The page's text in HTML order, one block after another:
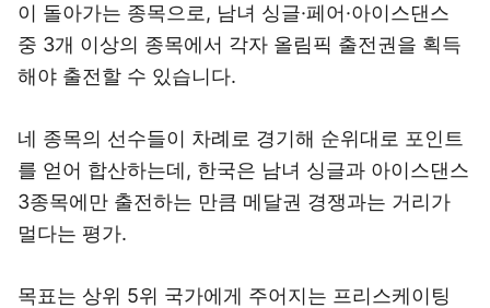
이 돌아가는 종목으로, 남녀 싱글·페어·아이스댄스
중 3개 이상의 종목에서 각자 올림픽 출전권을 획득
해야 출전할 수 있습니다.
네 종목의 선수들이 차례로 경기해 순위대로 포인트
를 얻어 합산하는데, 한국은 남녀 싱글과 아이스댄스
3종목에만 출전하는 만큼 메달권 경쟁과는 거리가
멀다는 평가.
목표는 상위 5위 국가에게 주어지는 프리스케이팅